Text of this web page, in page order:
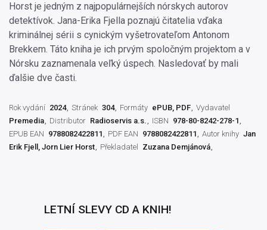
Horst je jedným z najpopulárnejších nórskych autorov
detektívok. Jana-Erika Fjella poznajú čitatelia vďaka
kriminálnej sérii s cynickým vyšetrovateľom Antonom
Brekkem. Táto kniha je ich prvým spoločným projektom a v
Nórsku zaznamenala veľký úspech. Nasledovať by mali
ďalšie dve časti.
Rok vydání 2024 Stránek 304 Formáty ePUB, PDF Vydavatel
Premedia
Distributor Radioservis a.s. ISBN 978-80-8242-278-1
EPUB EAN 9788082422811 PDF EAN 9788082422811 Autor knihy Jan
Erik Fjell, Jorn Lier Horst
Překladatel Zuzana Demjánová
LETNÍ SLEVY CD A KNIH!